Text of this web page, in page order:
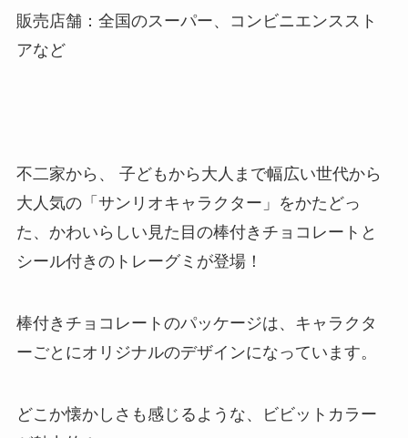
販売店舗：全国のスーパー、コンビニエンススト
アなど
不二家から、​ 子どもから大人まで幅広い世代から
大人気の「サンリオキャラクター」をかたどっ
た、かわいらしい見た目の棒付きチョコレートと
シール付きのトレーグミが登場！
棒付きチョコレートのパッケージは、キャラクタ
ーごとにオリジナルのデザインになっています。
どこか懐かしさも感じるような、ビビットカラー